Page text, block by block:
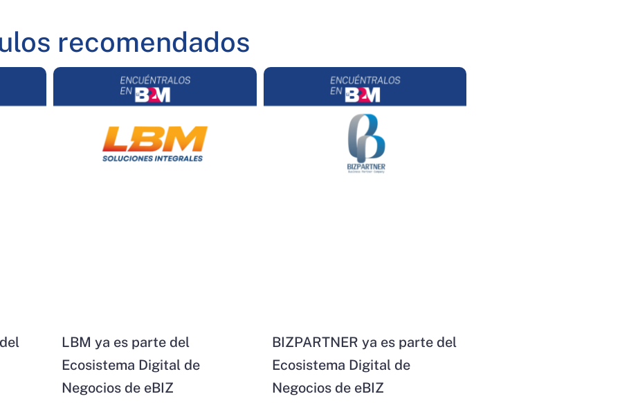
recomendados
LBM ya es parte del
Ecosistema Digital de
Negocios de eBIZ
BIZPARTNER ya es parte del
Ecosistema Digital de
Negocios de eBIZ